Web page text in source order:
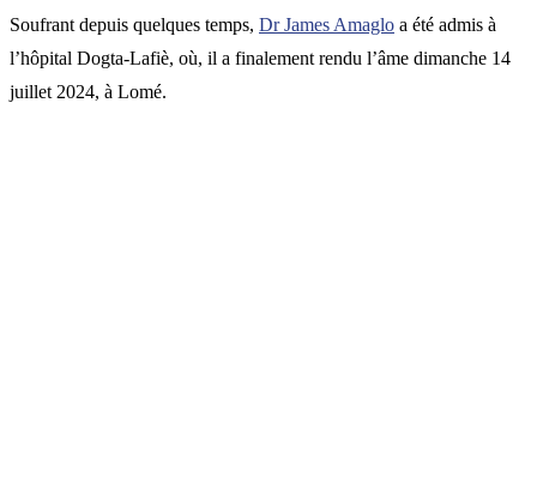
Soufrant depuis quelques temps, Dr James Amaglo a été admis à
l’hôpital Dogta-Lafiè, où, il a finalement rendu l’âme dimanche 14
juillet 2024, à Lomé.